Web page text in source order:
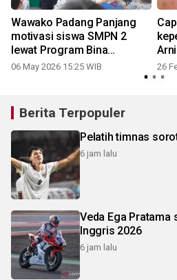
Wawako Padang Panjang
motivasi siswa SMPN 2
lewat Program Bina
Karakter
06 May 2026 15:25 WIB 26
Berita Terpopuler
Pelatih timnas
6 jam lalu
Veda Ega Pratama
Inggris 2026
6 jam lalu